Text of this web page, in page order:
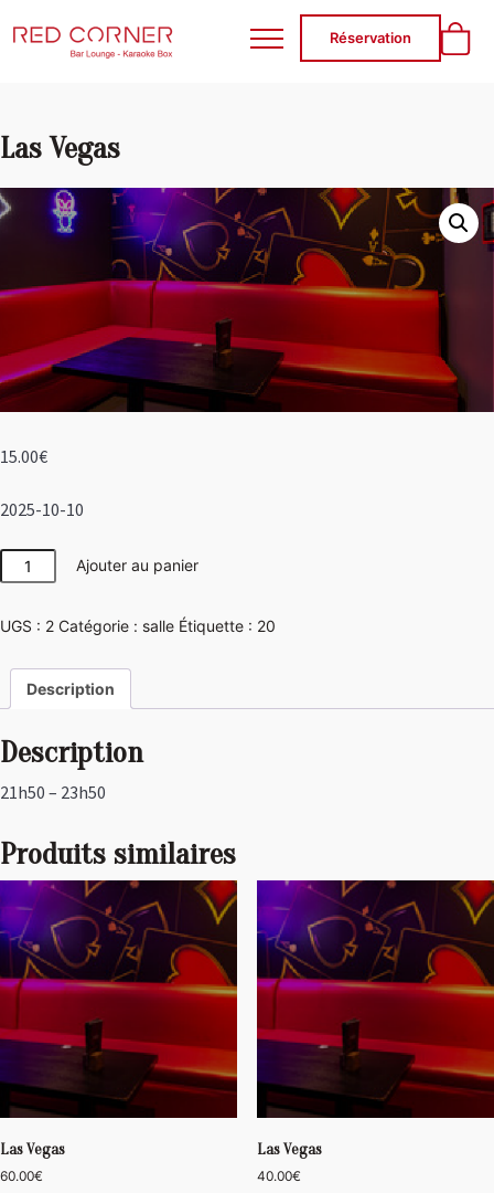
RED CORNER
Réservation
Las Vegas
15.00€
2025-10-10
quantité
de
Vegas
Ajouter au panier
UGS : 2 Catégorie : salle Étiquette : 20
Description
Description
21h50 – 23h50
Produits similaires
Las Vegas
60.00€
Las Vegas
40.00€